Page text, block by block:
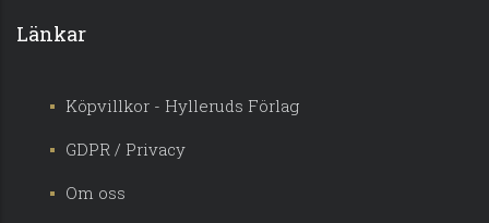
Länkar
Köpvillkor - Hylleruds Förlag
GDPR / Privacy
Om oss